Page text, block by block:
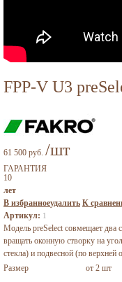
FPP-V U3
61 500 руб. /шт
ГАРАНТИЯ
10
лет
В избранноеудалить К
Артикул: 1
Модель preSelect совмещает два
вращать оконную створку на
стекла) и подвесной (по верхней
Размер
от 2 шт